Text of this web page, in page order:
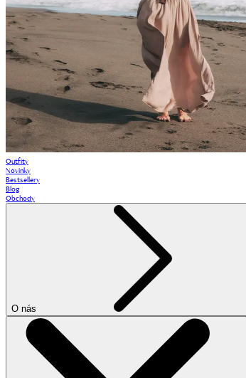
Outfity
Novinky
Bestsellery
Blog
Obchody
O nás